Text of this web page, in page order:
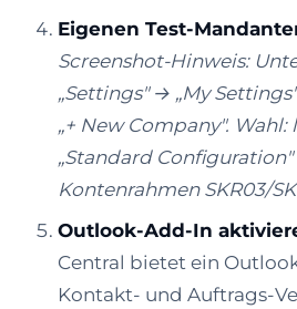
Eigenen Test-
Screenshot-Hinweis:
„Settings" → „My
„+ New Company". Wahl:
„Standard
Kontenrahmen SKR03/
Outlook-Add-In
Central bietet ein
Kontakt- und Auftrags-